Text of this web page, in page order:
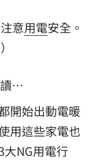
意用電安全。
讀…
開始出動電暖
用這些家電也
NG用電行